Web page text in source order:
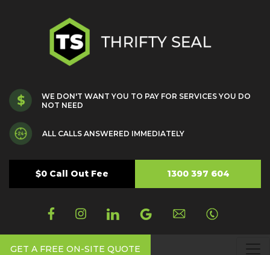
WE DON'T WANT YOU TO PAY FOR SERVICES YOU DO
NOT NEED
ALL CALLS ANSWERED IMMEDIATELY
$0 Call Out Fee 1300 397 604
GET A FREE ON-SITE QUOTE